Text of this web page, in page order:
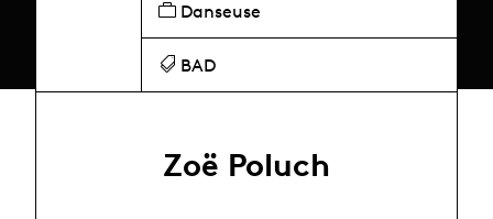
Danseuse
BAD
Zoë Poluch